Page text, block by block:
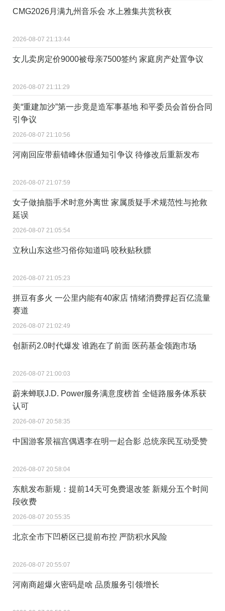
CMG2026月满九州音乐会 水上雅集共赏秋夜
2026-08-07 21:13:44
女儿卖房定价9000被母亲7500签约 家庭房产处置争议
2026-08-07 21:11:29
美“重建加沙”第一步竟是造军事基地 和平委员会首份合同
引争议
2026-08-07 21:10:56
河南回应带薪错峰休假通知引争议 待修改后重新发布
2026-08-07 21:07:59
女子做抽脂手术时意外离世 家属质疑手术规范性与抢救
延误
2026-08-07 21:05:54
立秋山东这些习俗你知道吗 咬秋贴秋膘
2026-08-07 21:05:23
拼豆有多火 一公里内能有40家店 情绪消费撑起百亿流量
赛道
2026-08-07 21:02:49
创新药2.0时代爆发 谁跑在了前面 医药基金领跑市场
2026-08-07 21:00:03
蔚来蝉联J.D. Power服务满意度榜首 全链路服务体系获
认可
2026-08-07 20:58:35
中国游客景福宫偶遇李在明一起合影 总统亲民互动受赞
2026-08-07 20:58:04
东航发布新规：提前14天可免费退改签 新规分五个时间
段收费
2026-08-07 20:55:35
北京全市下凹桥区已提前布控 严防积水风险
2026-08-07 20:55:07
河南商超爆火密码是啥 品质服务引领增长